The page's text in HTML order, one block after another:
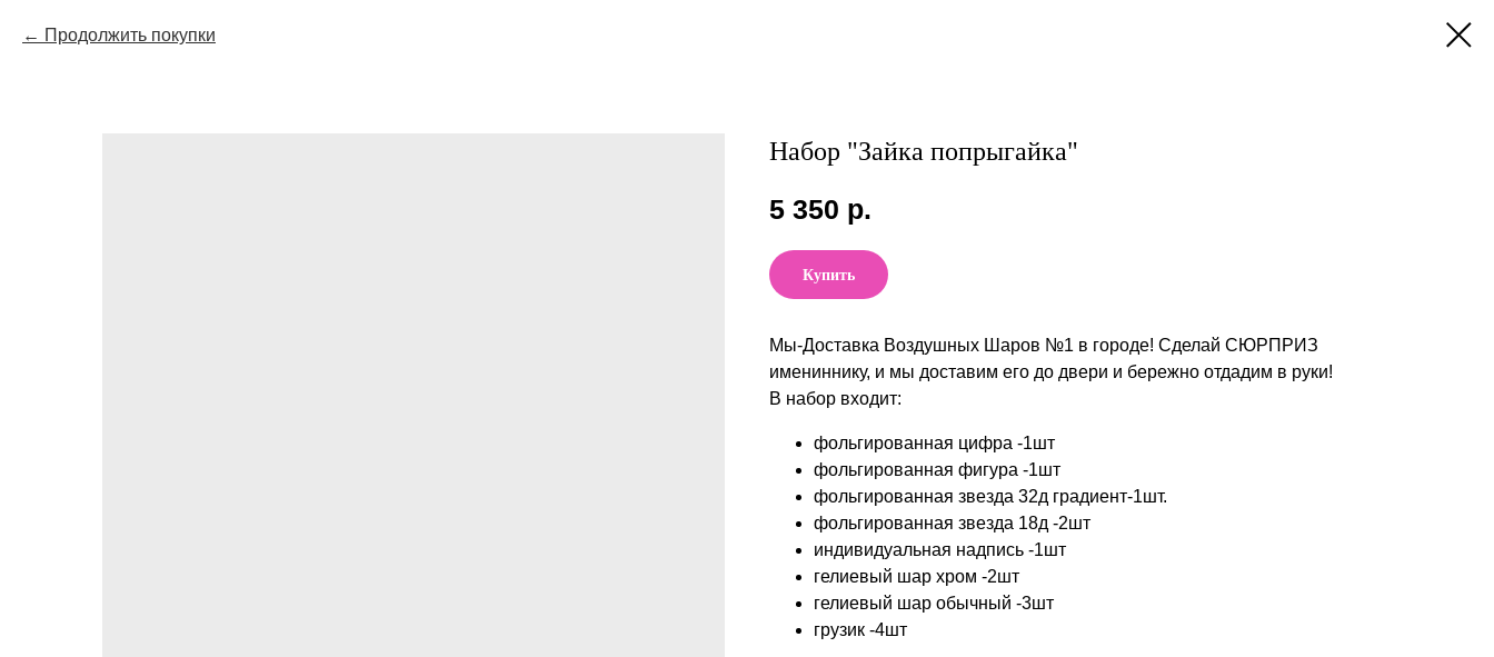
Продолжить покупки
Набор "Зайка попрыгайка"
5 350 р.
Купить
Мы-Доставка Воздушных Шаров №1 в городе! Сделай СЮРПРИЗ
имениннику, и мы доставим его до двери и бережно отдадим в руки!
В набор входит:
фольгированная цифра -1шт
фольгированная фигура -1шт
фольгированная звезда 32д градиент-1шт.
фольгированная звезда 18д -2шт
индивидуальная надпись -1шт
гелиевый шар хром -2шт
гелиевый шар обычный -3шт
грузик -4шт